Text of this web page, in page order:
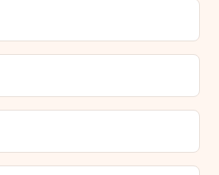
og
en bestemt leveringsdato.
og hvornår modtager jeg min
gavens produktside. Du kan stole på,
din gave på denne dag.